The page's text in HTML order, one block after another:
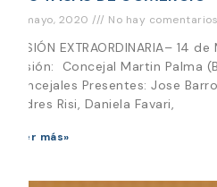
14 mayo, 2020 No hay comentarios
SESIÓN EXTRAORDINARIA– 14
Sesión: Concejal Martin Palma
Concejales Presentes: Jose
Andres Risi, Daniela Favari,
Leer más»